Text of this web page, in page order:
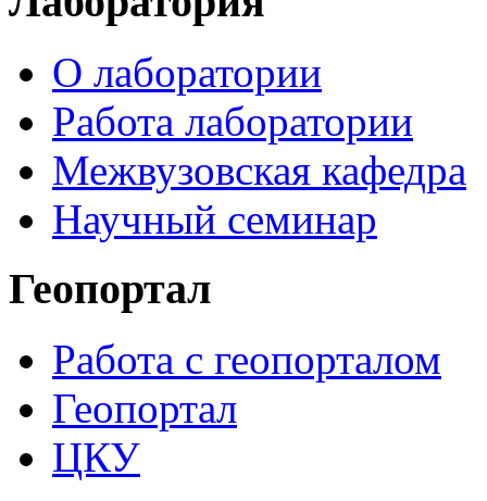
О лаборатории
Работа лаборатории
Межвузовская кафедра
Научный семинар
Геопортал
Работа с геопорталом
Геопортал
ЦКУ